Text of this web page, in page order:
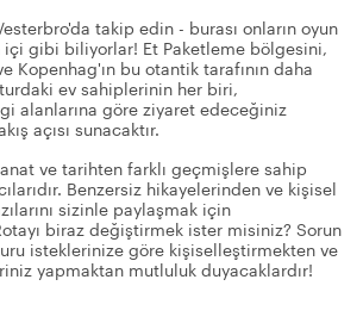
takip edin - burası onların oyun
içi gibi biliyorlar! Et Paketleme bölgesini,
Kopenhag'ın bu otantik tarafının daha
turdaki ev sahiplerinin her biri,
alanlarına göre ziyaret edeceğiniz
açısı sunacaktır.
ve tarihten farklı geçmişlere sahip
Benzersiz hikayelerinden ve kişisel
sizinle paylaşmak için
biraz değiştirmek ister misiniz? Sorun
isteklerinize göre kişiselleştirmekten ve
yapmaktan mutluluk duyacaklardır!